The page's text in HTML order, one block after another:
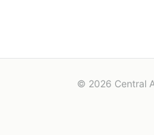
© 2026 Central